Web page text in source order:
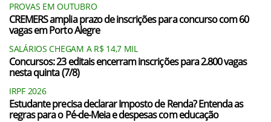
PROVAS EM OUTUBRO
CREMERS amplia prazo de inscrições para concurso com 60
vagas em Porto Alegre
SALÁRIOS CHEGAM A R$ 14,7 MIL
Concursos: 23 editais encerram inscrições para 2.800 vagas
nesta quinta (7/8)
IRPF 2026
Estudante precisa declarar Imposto de Renda? Entenda as
regras para o Pé-de-Meia e despesas com educação